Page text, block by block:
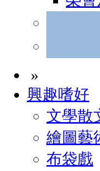
»
興趣嗜好
文學散
繪圖藝
布袋戲